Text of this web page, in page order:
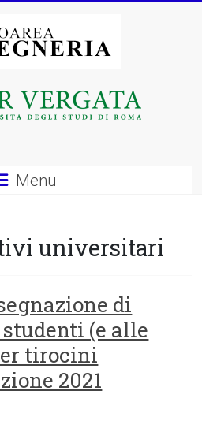
Menu
universitari
di
(e alle
tirocini
2021